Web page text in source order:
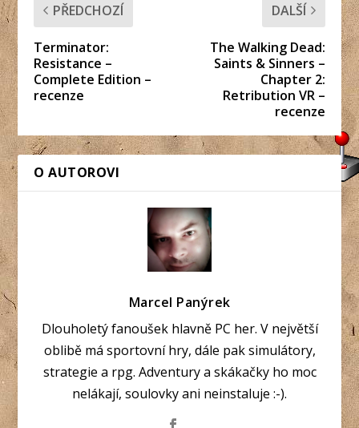
PŘEDCHOZÍ
Terminator:
Resistance –
Complete Edition –
recenze
DALŠÍ
The Walking Dead:
Saints & Sinners –
Chapter 2:
Retribution VR –
recenze
O AUTOROVI
Marcel Panýrek
Dlouholetý fanoušek hlavně PC her. V největší
oblibě má sportovní hry, dále pak simulátory,
strategie a rpg. Adventury a skákačky ho moc
nelákají, soulovky ani neinstaluje :-).